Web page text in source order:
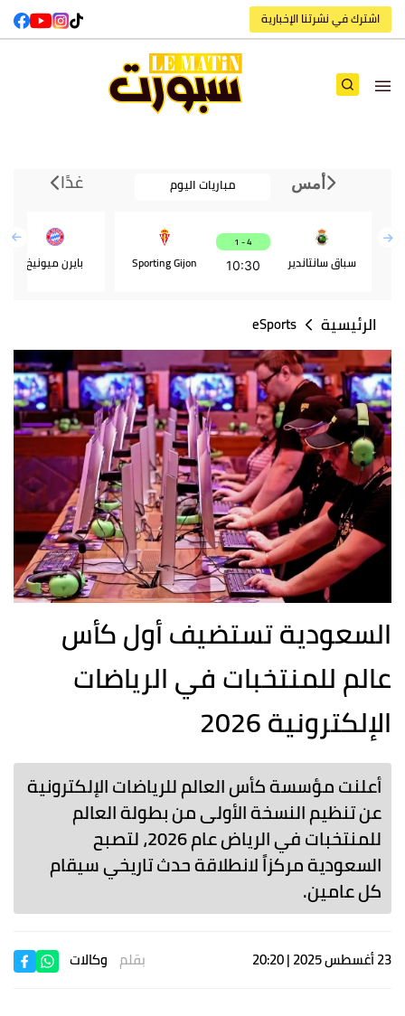
اشترك في نشرتنا الإخبارية
أمس مباريات اليوم غدًا
سباق سانتاندير
4 - 1
10:30
Sporting Gijon بايرن ميونيخ
الرئيسية eSports
السعودية تستضيف أول كأس
عالم للمنتخبات في الرياضات
الإلكترونية 2026
أعلنت مؤسسة كأس العالم للرياضات الإلكترونية
عن تنظيم النسخة الأولى من بطولة العالم
للمنتخبات في الرياض عام 2026، لتصبح
السعودية مركزاً لانطلاقة حدث تاريخي سيقام
كل عامين.
23 أغسطس 2025 | 20:20 بقلم وكالات